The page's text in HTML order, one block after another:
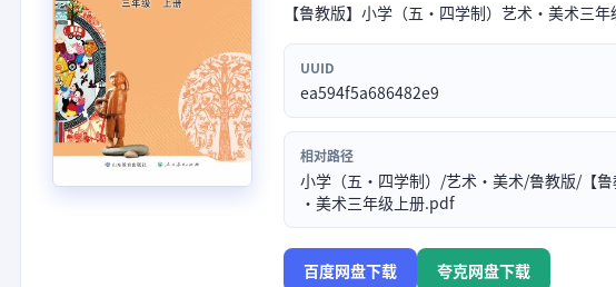
【鲁教版】小学（五•四学制）艺术·美术三年
UUID
ea594f5a686482e9
相对路径
小学（五•四学制）/艺术·美术/鲁教版/【
·美术三年级上册.pdf
百度网盘下载 夸克网盘下载